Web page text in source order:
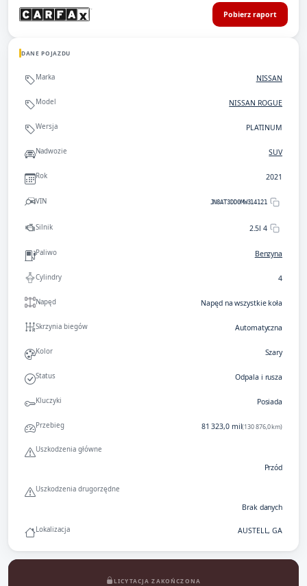
Pobierz raport
DANE POJAZDU
Marka NISSAN
Model NISSAN ROGUE
Wersja PLATINUM
Nadwozie SUV
Rok 2021
VIN JN8AT3DD0MW314121
Silnik 2.5l 4
Paliwo Benzyna
Cylindry 4
Napęd Napęd na wszystkie koła
Skrzynia biegów Automatyczna
Kolor Szary
Status Odpala i rusza
Kluczyki Posiada
Przebieg 81 323,0 mil(130 876,0 km)
Uszkodzenia główne
Przód
Uszkodzenia drugorzędne
Brak danych
Lokalizacja AUSTELL, GA
LICYTACJA ZAKOŃCZONA